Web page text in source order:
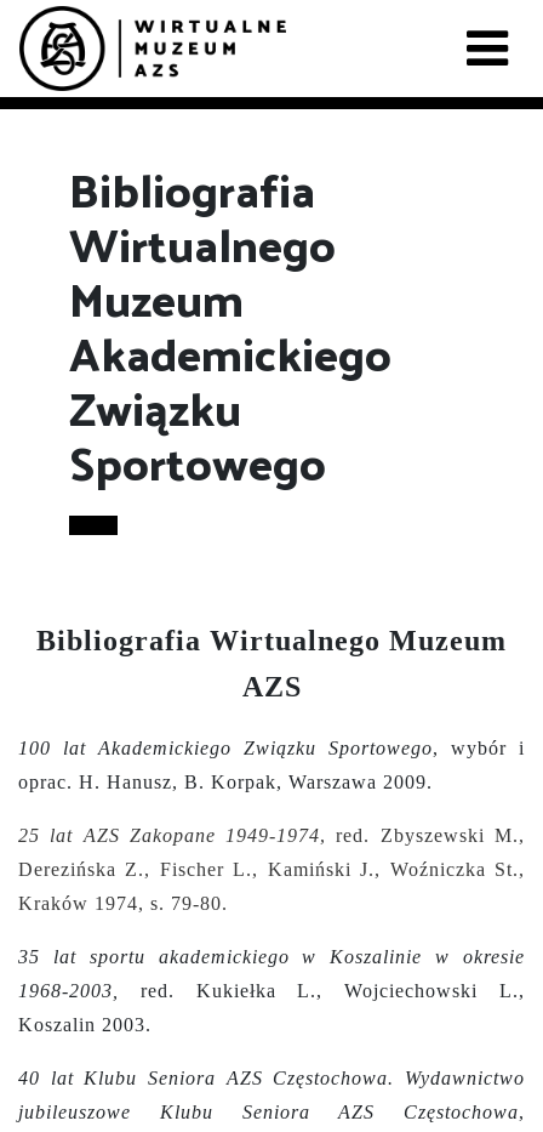
Bibliografia
Wirtualnego
Muzeum
Akademickiego
Związku
Sportowego
Bibliografia Wirtualnego Muzeum
AZS
100 lat Akademickiego Związku Sportowego, wybór i
oprac. H. Hanusz, B. Korpak, Warszawa 2009.
25 lat AZS Zakopane 1949-1974, red. Zbyszewski M.,
Derezińska Z., Fischer L., Kamiński J., Woźniczka St.,
Kraków 1974, s. 79-80.
35 lat sportu akademickiego w Koszalinie w okresie
1968-2003,
red. Kukiełka L., Wojciechowski L.,
Koszalin 2003.
40 lat Klubu Seniora AZS Częstochowa. Wydawnictwo
jubileuszowe Klubu Seniora AZS Częstochowa,